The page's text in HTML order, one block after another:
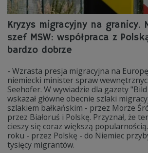
Kryzys migracyjny na granicy.
szef MSW: współpraca z
bardzo dobrze
- Wzrasta presja migracyjna na
niemiecki minister spraw
Seehofer. W wywiadzie dla gazety
wskazał główne obecnie szlaki
szlakiem bałkańskim - przez Morze
przez Białoruś i Polskę. Przyznał, że
cieszy się coraz większą
roku - przez Polskę - do Niemiec
tysięcy migrantów.